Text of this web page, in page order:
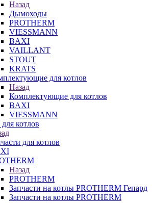
Назад
Дымоходы
PROTHERM
VIESSMANN
BAXI
VAILLANT
STOUT
KRATS
для котлов
Назад
Комплектующие для котлов
BAXI
VIESSMANN
котлов
для котлов
Назад
PROTHERM
Запчасти на котлы PROTHERM Гепард
Запчасти на котлы PROTHERM